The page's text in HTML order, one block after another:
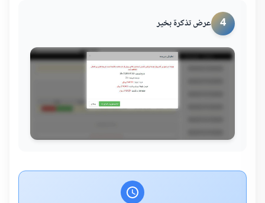
4 عرض تذكرة بخير